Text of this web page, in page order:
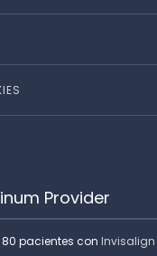
Provider
80 pacientes con Invisalign